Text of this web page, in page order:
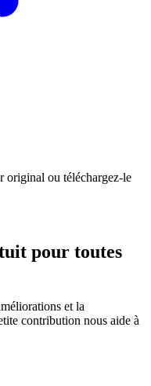
original ou téléchargez-le
pour toutes
et la
contribution nous aide à